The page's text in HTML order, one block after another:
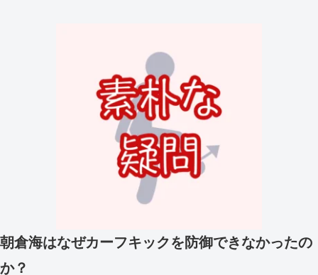
朝倉海はなぜカーフキックを防御できなかったの
か？